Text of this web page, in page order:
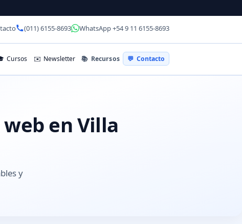
(011) 6155-8693 WhatsApp +54 9 11 6155-8693
Cursos ✉️ Newsletter 📚 Recursos 💬 Contacto
en Villa
y